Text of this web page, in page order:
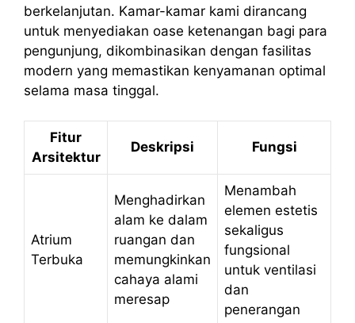
berkelanjutan. Kamar-kamar kami dirancang
untuk menyediakan oase ketenangan bagi para
pengunjung, dikombinasikan dengan fasilitas
modern yang memastikan kenyamanan optimal
selama masa tinggal.
Fitur
Arsitektur
Deskripsi Fungsi
Atrium
Terbuka
Menghadirkan
alam ke dalam
ruangan dan
memungkinkan
cahaya alami
meresap
Menambah
elemen estetis
sekaligus
fungsional
untuk ventilasi
dan
penerangan